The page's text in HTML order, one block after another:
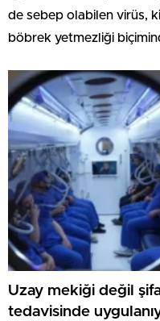
de sebep olabilen virüs,
böbrek yetmezliği
Uzay mekiği değil şifa
tedavisinde